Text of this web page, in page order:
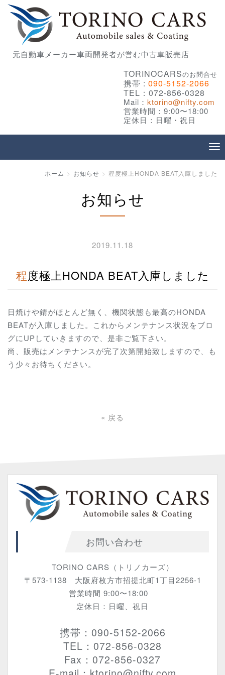
元自動車メーカー車両開発者が営む中古車販売店
TORINOCARSのお問合せ
携帯 : 090-5152-2066
TEL：072-856-0328
Mail： ktorino@nifty.com
営業時間：9:00〜18:00
定休日：日曜・祝日
ホーム お知らせ 程度極上HONDA BEAT入庫しました
お知らせ
2019.11.18
程度極上HONDA BEAT入庫しました
日焼けや錆がほとんど無く、機関状態も最高のHONDA
BEATが入庫しました。これからメンテナンス状況をブロ
グにUPしていきますので、是非ご覧下さい。
尚、販売はメンテナンスが完了次第開始致しますので、も
う少々お待ちください。
« 戻る
お問い合わせ
TORINO CARS（トリノカーズ）
〒573-1138 大阪府枚方市招提北町1丁目2256-1
営業時間 9:00〜18:00
定休日：日曜、祝日
携帯：090-5152-2066
TEL：072-856-0328
Fax：072-856-0327